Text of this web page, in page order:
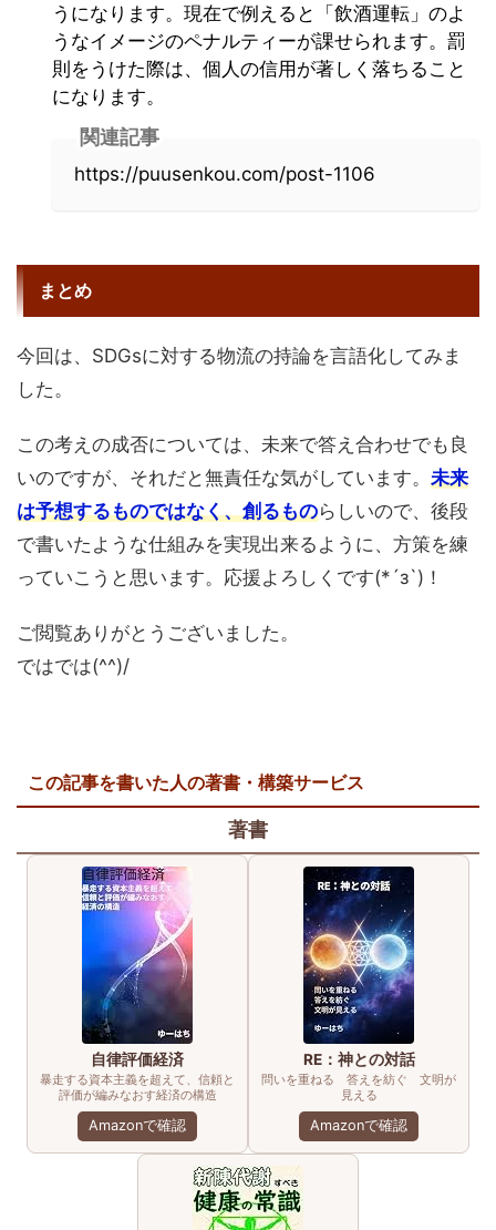
うになります。現在で例えると「飲酒運転」のよ
うなイメージのペナルティーが課せられます。罰
則をうけた際は、個人の信用が著しく落ちること
になります。
関連記事
https://puusenkou.com/post-1106
まとめ
今回は、SDGsに対する物流の持論を言語化してみま
した。
この考えの成否については、未来で答え合わせでも良
いのですが、それだと無責任な気がしています。 未来
は予想するものではなく、創るものらしいので、後段
で書いたような仕組みを実現出来るように、方策を練
っていこうと思います。応援よろしくです(*´з`)！
ご閲覧ありがとうございました。
ではでは(^^)/
この記事を書いた人の著書・構築サービス
著書
自律評価経済
暴走する資本主義を超えて、信頼と
評価が編みなおす経済の構造
Amazonで確認
RE：神との対話
問いを重ねる 答えを紡ぐ 文明が
見える
Amazonで確認